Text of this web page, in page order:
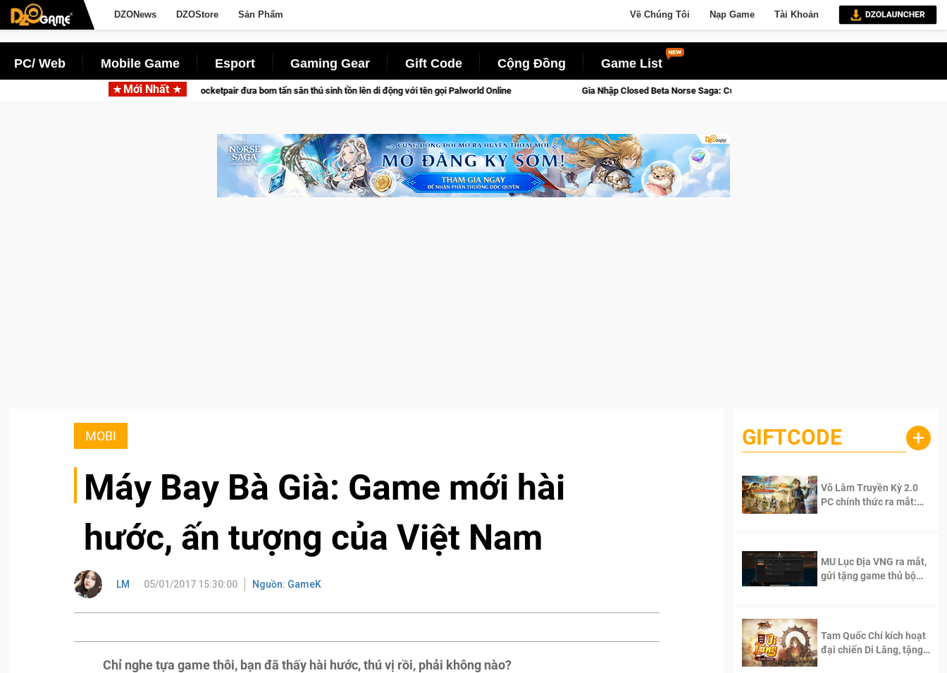
DZONews DZOStore Sản Phẩm Về Chúng Tôi Nạp Game Tài Khoản
PC/ Web Mobile Game Esport Gaming Gear Gift Code Cộng Đồng Game List
Mới Nhất
hợp tác cùng Pocketpair đưa bom tấn săn thú sinh tồn lên di động với tên gọi Palworld Online Gia Nhập Closed Beta Norse Saga: Cửu Giới Thức Tỉnh, Săn DJI Osmo Pocket 3 Ngay Hôm Nay
MOBI
Máy Bay Bà Già: Game mới hài
hước, ấn tượng của Việt Nam
LM 05/01/2017 15:30:00 Nguồn: GameK
Chỉ nghe tựa game thôi, bạn đã thấy hài hước, thú vị rồi, phải không nào?
GIFTCODE +
Võ Lâm Truyền Kỳ 2.0
PC chính thức ra mắt:
MU Lục Địa VNG ra mắt,
gửi tặng game thủ bộ
Tam Quốc Chí kích hoạt
đại chiến Di Lăng, tặng